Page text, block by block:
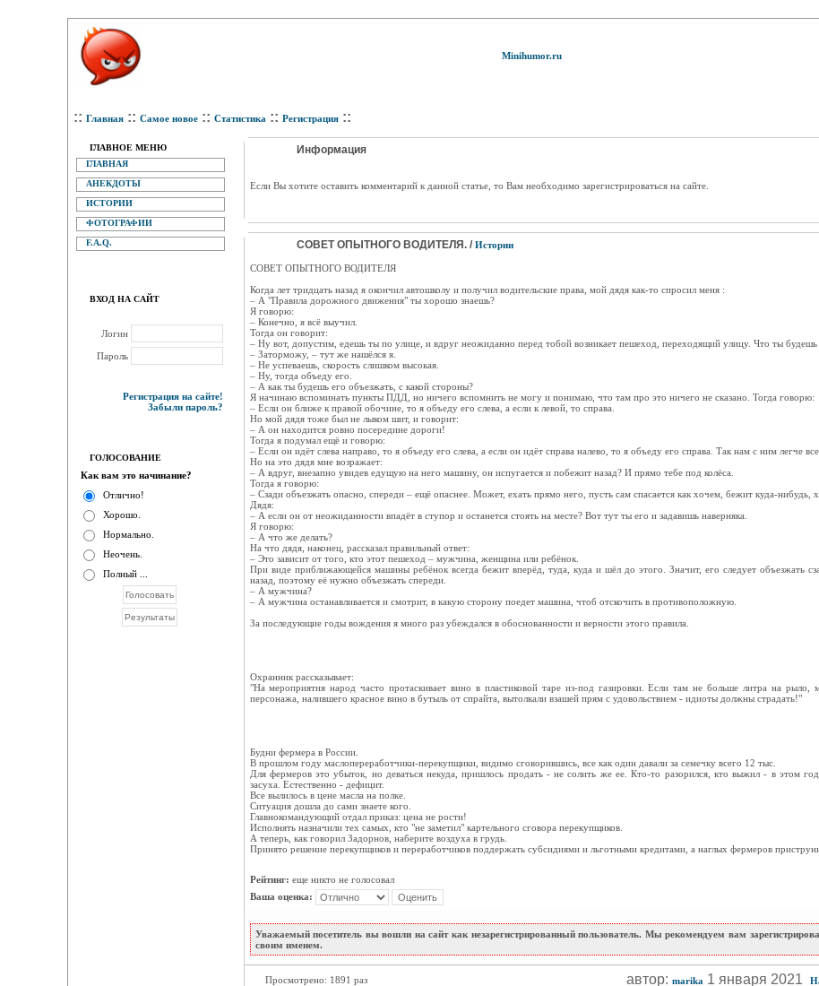
Minihumor.ru
:: Главная :: Самое новое :: Статистика :: Регистрация ::
ГЛАВНОЕ МЕНЮ
ГЛАВНАЯ
АНЕКДОТЫ
ИСТОРИИ
ФОТОГРАФИИ
F.A.Q.
ВХОД НА САЙТ
Логин
Пароль
Регистрация на сайте!
Забыли пароль?
ГОЛОСОВАНИЕ
Как вам это начинание?
Отлично!
Хорошо.
Нормально.
Неочень.
Полный ...
Информация
Eсли Вы хотите оставить комментарий к данной статье, то Вам необходимо зарегистрироваться на сайте.
СОВЕТ ОПЫТНОГО ВОДИТЕЛЯ. / Истории
СОВЕТ ОПЫТНОГО ВОДИТЕЛЯ
Когда лет тридцать назад я окончил автошколу и получил водительские права, мой дядя как-то спросил меня :
– А "Правила дорожного движения" ты хорошо знаешь?
Я говорю:
– Конечно, я всё выучил.
Тогда он говорит:
– Ну вот, допустим, едешь ты по улице, и вдруг неожиданно перед тобой возникает пешеход, переходящий улицу. Что ты будешь
– Заторможу, – тут же нашёлся я.
– Не успеваешь, скорость слишком высокая.
– Ну, тогда объеду его.
– А как ты будешь его объезжать, с какой стороны?
Я начинаю вспоминать пункты ПДД, но ничего вспомнить не могу и понимаю, что там про это ничего не сказано. Тогда говорю:
– Если он ближе к правой обочине, то я объеду его слева, а если к левой, то справа.
Но мой дядя тоже был не лыком шит, и говорит:
– А он находится ровно посередине дороги!
Тогда я подумал ещё и говорю:
– Если он идёт слева направо, то я объеду его слева, а если он идёт справа налево, то я объеду его справа. Так нам с ним легче
Но на это дядя мне возражает:
– А вдруг, внезапно увидев едущую на него машину, он испугается и побежит назад? И прямо тебе под колёса.
Тогда я говорю:
– Сзади объезжать опасно, спереди – ещё опаснее. Может, ехать прямо него, пусть сам спасается как хочем, бежит куда-нибудь,
Дядя:
– А если он от неожиданности впадёт в ступор и останется стоять на месте? Вот тут ты его и задавишь наверняка.
Я говорю:
– А что же делать?
На что дядя, наконец, рассказал правильный ответ:
– Это зависит от того, кто этот пешеход – мужчина, женщина или ребёнок.
При виде приближающейся машины ребёнок всегда бежит вперёд, туда, куда и шёл до этого. Значит, его следует объезжать
назад, поэтому её нужно объезжать спереди.
– А мужчина?
– А мужчина останавливается и смотрит, в какую сторону поедет машина, чтоб отскочить в противоположную.
За последующие годы вождения я много раз убеждался в обоснованности и верности этого правила.
Охранник рассказывает:
"На мероприятия народ часто протаскивает вино в пластиковой таре из-под газировки. Если там не больше литра на
персонажа, налившего красное вино в бутыль от спрайта, вытолкали взашей прям с удовольствием - идиоты должны страдать!"
Будни фермера в России.
В прошлом году маслопереработчики-перекупщики, видимо сговорившись, все как один давали за семечку всего 12 тыс.
Для фермеров это убыток, но деваться некуда, пришлось продать - не солить же ее. Кто-то разорился, кто выжил - в этом
засуха. Естественно - дефицит.
Все вылилось в цене масла на полке.
Ситуация дошла до сами знаете кого.
Главнокомандующий отдал приказ: цена не рости!
Исполнять назначили тех самых, кто "не заметил" картельного сговора перекупщиков.
А теперь, как говорил Задорнов, наберите воздуха в грудь.
Принято решение перекупщиков и переработчиков поддержать субсидиями и льготными кредитами, а наглых фермеров
Рейтинг: еще никто не голосовал
Ваша оценка:
Уважаемый посетитель вы вошли на сайт как незарегистрированный пользователь. Мы рекомендуем вам
своим именем.
Просмотрено: 1891 раз автор: marika 1 января 2021